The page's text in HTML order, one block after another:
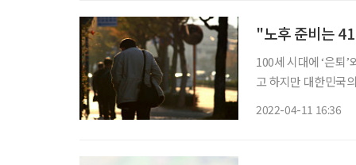
"노후 준비는
100세 시대에 ‘은퇴
고 하지만 대한민국
2022-04-11 16:36